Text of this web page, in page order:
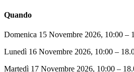
Quando
Domenica 15 Novembre 2026, 10:00 –
Lunedì 16 Novembre 2026, 10:00 –
Martedì 17 Novembre 2026, 10:00 –